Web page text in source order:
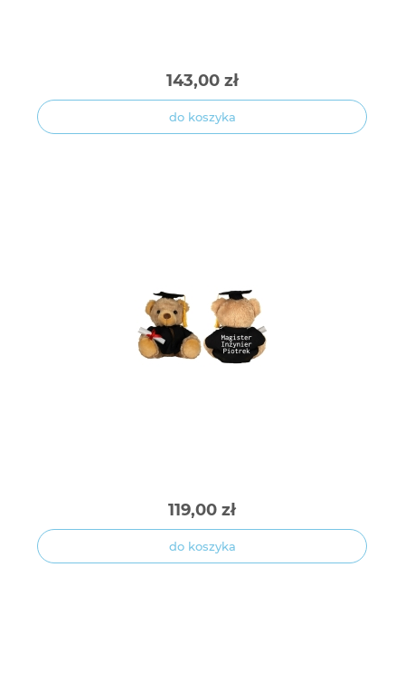
143,00 zł
do koszyka
119,00 zł
do koszyka